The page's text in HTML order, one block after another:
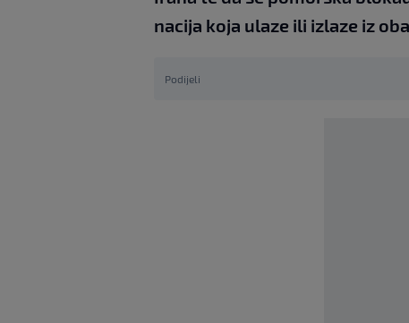
nacija koja ulaze ili izlaze iz
Podijeli